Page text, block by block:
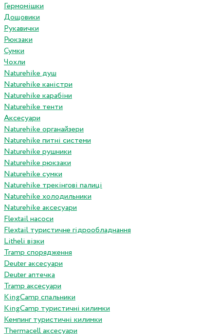
Гермомішки
Дощовики
Рукавички
Рюкзаки
Сумки
Чохли
Naturehike душ
Naturehike каністри
Naturehike карабіни
Naturehike тенти
Аксесуари
Naturehike органайзери
Naturehike питні системи
Naturehike рушники
Naturehike рюкзаки
Naturehike сумки
Naturehike трекінгові палиці
Naturehike холодильники
Naturehike аксесуари
Flextail насоси
Flextail туристичне гідрообладнання
Litheli візки
Tramp спорядження
Deuter аксесуари
Deuter аптечка
Tramp аксесуари
KingCamp спальники
KingCamp туристичні килимки
Кемпинг туристичні килимки
Thermacell аксесуари